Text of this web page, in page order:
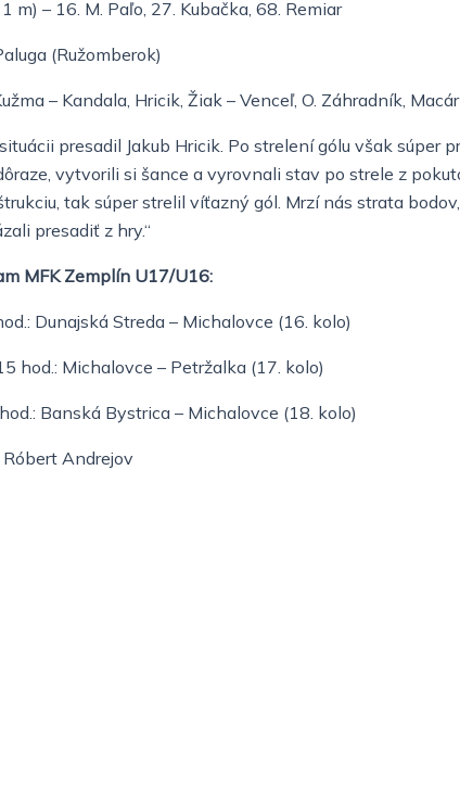
m) – 16. M. Paľo, 27. Kubačka, 68. Remiar
(Ružomberok)
– Kandala, Hricik, Žiak – Venceľ, O. Záhradník,
presadil Jakub Hricik. Po strelení gólu však súper
vytvorili si šance a vyrovnali stav po strele z
tak súper strelil víťazný gól. Mrzí nás strata
presadiť z hry.“
MFK Zemplín U17/U16:
Dunajská Streda – Michalovce (16. kolo)
hod.: Michalovce – Petržalka (17. kolo)
Banská Bystrica – Michalovce (18. kolo)
Róbert Andrejov